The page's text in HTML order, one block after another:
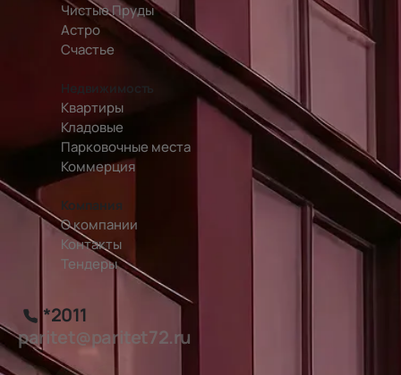
Чистые Пруды
Астро
Счастье
Недвижимость
Квартиры
Кладовые
Парковочные места
Коммерция
Компания
О компании
Контакты
Тендеры
*2011
paritet@paritet72.ru